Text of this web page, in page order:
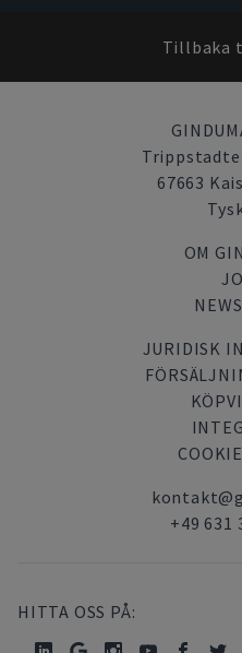
Tillbaka
67663
OM
JURIDISK
+49 631
HITTA OSS PÅ: